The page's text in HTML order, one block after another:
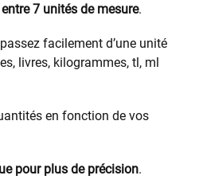
7 unités de mesure.
facilement d’une unité
livres, kilogrammes, tl, ml
en fonction de vos
pour plus de précision.